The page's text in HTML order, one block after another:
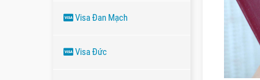
Visa Đan Mạch
Visa Đức